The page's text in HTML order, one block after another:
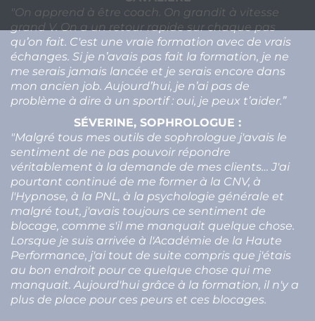
"On apprend à être coach. On grandit à vitesse
grand V. On a un retour rapide sur chaque pas
qu’on fait. C'est une vraie formation avec de vrais
échanges. Si je n’avais pas fait la formation, je ne
me serais jamais lancée et je serais encore dans
mon ancien job. Aujourd’hui, je n’ai pas de
problème à dire à un sportif : oui, je peux t’aider.”
SÉVERINE, SOPHROLOGUE :
"Malgré tous mes outils de sophrologue j'avais le
sentiment de ne pas pouvoir répondre
véritablement à la demande de mes clients… J'ai
pourtant continué de me former à la CNV, à
l'Hypnose, à la PNL, à la psychologie générale et
malgré tout, j'avais toujours ce sentiment de
blocage, comme s'il me manquait quelque chose.
Lorsque je suis arrivée à l'Académie de la Haute
Performance, j'ai tout de suite compris que j'étais
au bon endroit pour ce quelque chose qui me
manquait. Aujourd'hui grâce à la formation, il n'y a
plus de place pour ces peurs et ces blocages.